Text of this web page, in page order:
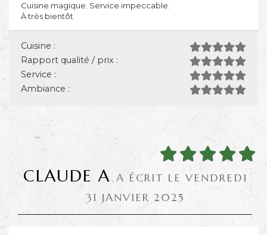
Cuisine magique. Service impeccable.
À très bientôt
Cuisine :
Rapport qualité / prix :
Service :
Ambiance :
CLAUDE A A ÉCRIT LE VENDREDI
31 JANVIER 2025